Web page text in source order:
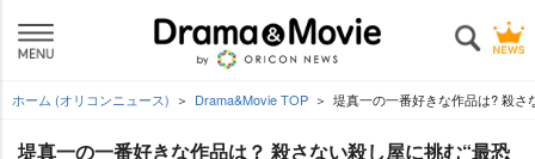
ホーム (オリコンニュース) Drama&Movie TOP 堤真一の一番好きな作品は? 殺さ
堤真一の一番好きな作品は？ 殺さない殺し屋に挑む“最恐